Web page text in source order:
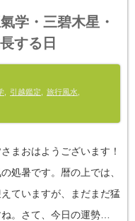
学・三碧木星・
する日
引越鑑定 旅行風水
まおはようございます！
処暑です。暦の上では、
ていますが、まだまだ猛
。さて、今日の運勢…